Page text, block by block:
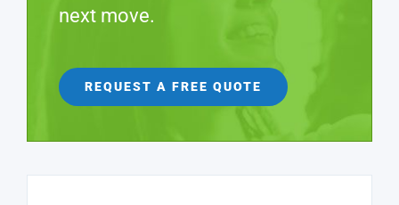
next move.
REQUEST A FREE QUOTE